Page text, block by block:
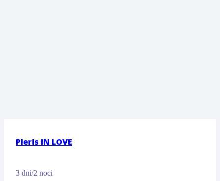
Pieris IN LOVE
3 dni/2 noci